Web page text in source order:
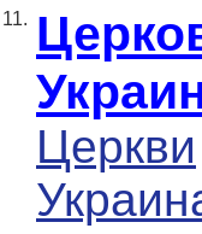
11.
Церкви